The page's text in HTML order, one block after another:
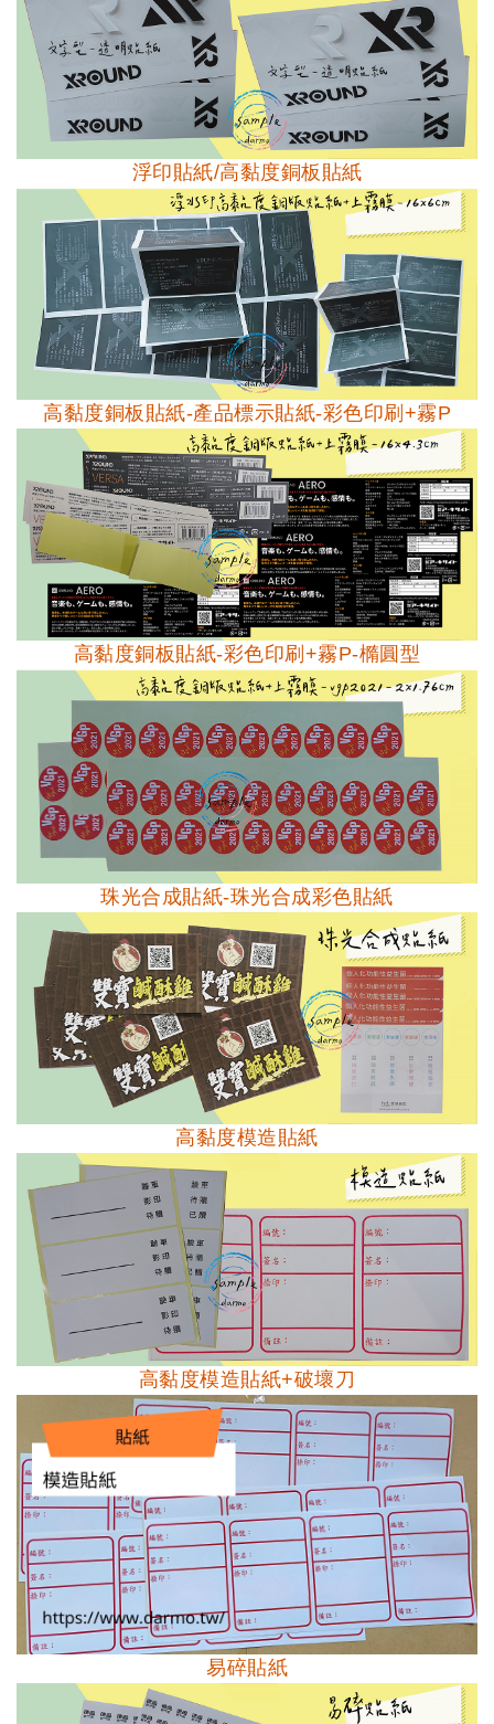
浮印貼紙/高黏度銅板貼紙
高黏度銅板貼紙-產品標示貼紙-彩色印刷+霧P
高黏度銅板貼紙-彩色印刷+霧P-橢圓型
珠光合成貼紙-珠光合成彩色貼紙
高黏度模造貼紙
高黏度模造貼紙+破壞刀
易碎貼紙